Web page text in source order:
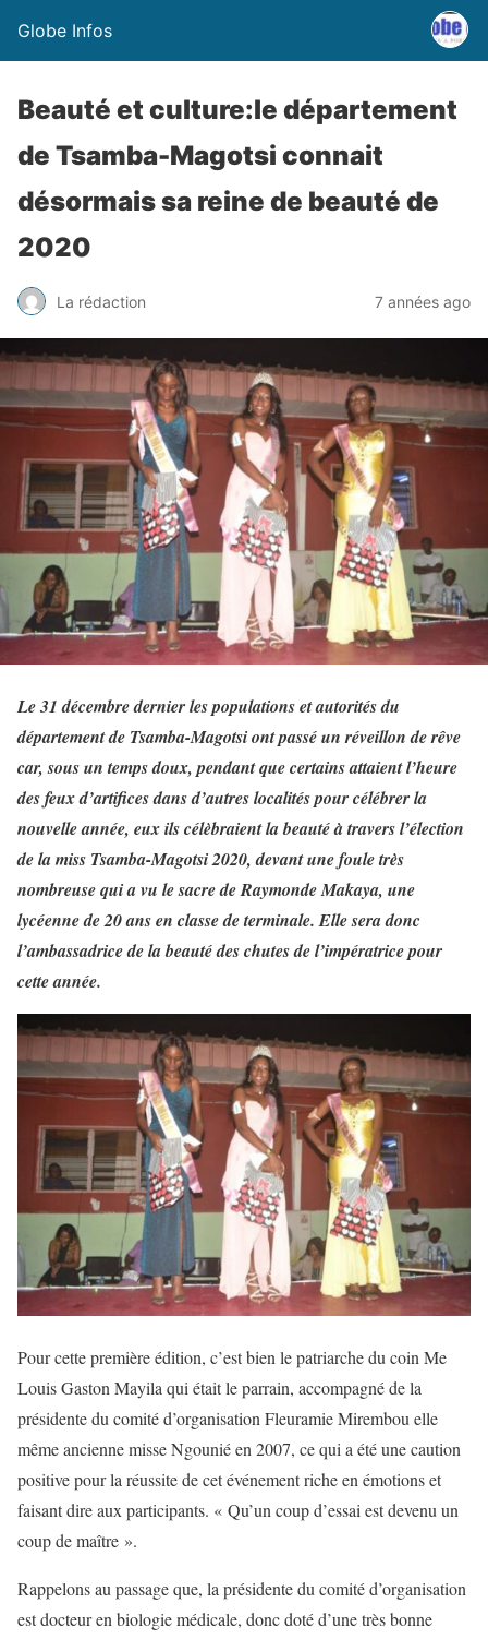
Globe Infos
Beauté et culture:le département
de Tsamba-Magotsi connait
désormais sa reine de beauté de
2020
La rédaction 7 années ago
Le 31 décembre dernier les populations et autorités du
département de Tsamba-Magotsi ont passé un réveillon de rêve
car, sous un temps doux, pendant que certains attaient l’heure
des feux d’artifices dans d’autres localités pour célébrer la
nouvelle année, eux ils célèbraient la beauté à travers l’élection
de la miss Tsamba-Magotsi 2020, devant une foule très
nombreuse qui a vu le sacre de Raymonde Makaya, une
lycéenne de 20 ans en classe de terminale. Elle sera donc
l’ambassadrice de la beauté des chutes de l’impératrice pour
cette année.
Pour cette première édition, c’est bien le patriarche du coin Me
Louis Gaston Mayila qui était le parrain, accompagné de la
présidente du comité d’organisation Fleuramie Mirembou elle
même ancienne misse Ngounié en 2007, ce qui a été une caution
positive pour la réussite de cet événement riche en émotions et
faisant dire aux participants. « Qu’un coup d’essai est devenu un
coup de maître ».
Rappelons au passage que, la présidente du comité d’organisation
est docteur en biologie médicale, donc doté d’une très bonne